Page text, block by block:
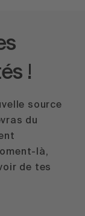
!
source
du
là,
de tes